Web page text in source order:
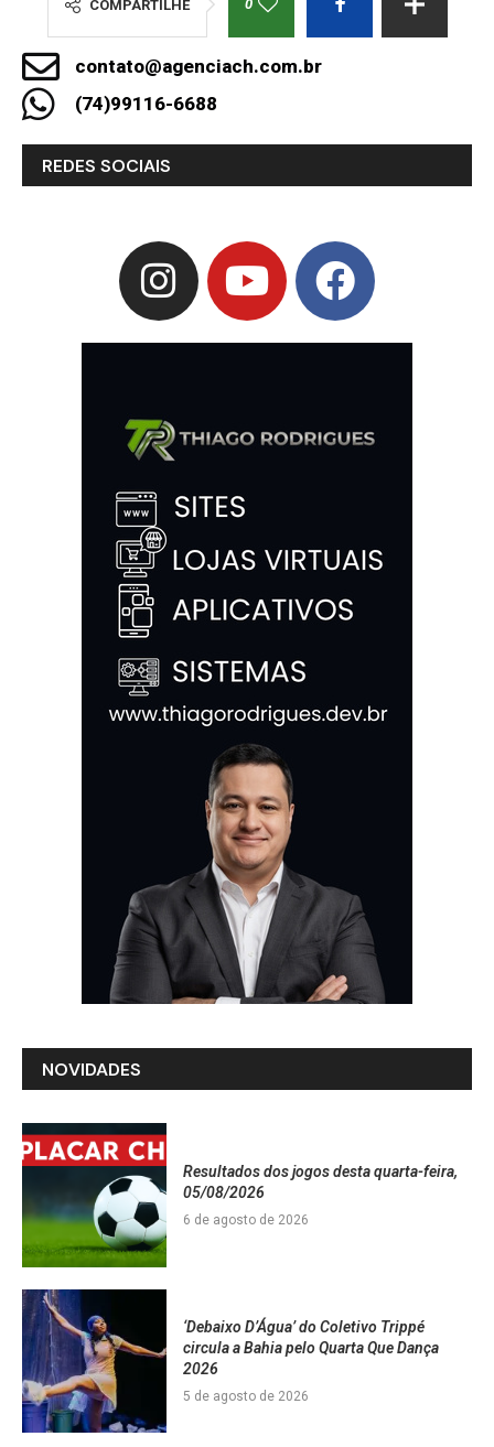
COMPARTILHE 0
contato@agenciach.com.br
(74)99116-6688
REDES SOCIAIS
NOVIDADES
Resultados dos jogos desta quarta-feira,
05/08/2026
6 de agosto de 2026
‘Debaixo D’Água’ do Coletivo Trippé
circula a Bahia pelo Quarta Que Dança
2026
5 de agosto de 2026